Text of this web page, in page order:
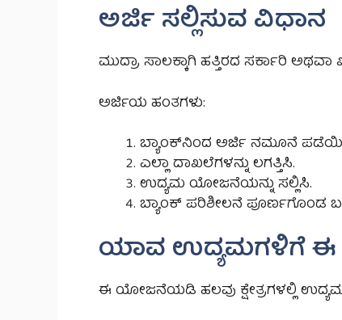
ಅರ್ಜಿ ಸಲ್ಲಿಸುವ ವಿಧಾನ
ಮುದ್ರಾ ಸಾಲಕ್ಕಾಗಿ ಹತ್ತಿರದ ಸರ್ಕಾರಿ
ಅರ್ಜಿಯ ಹಂತಗಳು:
ಬ್ಯಾಂಕ್‌ನಿಂದ ಅರ್ಜಿ ನಮೂನೆ
ಎಲ್ಲಾ ದಾಖಲೆಗಳನ್ನು ಲಗತ್ತಿಸಿ.
ಉದ್ಯಮ ಯೋಜನೆಯನ್ನು ಸಲ್ಲಿಸಿ.
ಬ್ಯಾಂಕ್ ಪರಿಶೀಲನೆ ಪೂರ್ಣಗೊಂಡ
ಯಾವ ಉದ್ಯಮಗಳಿಗೆ ಈ
ಈ ಯೋಜನೆಯಡಿ ಹಲವು ಕ್ಷೇತ್ರಗಳಲ್ಲಿ